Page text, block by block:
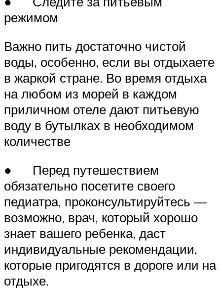
режимом
Важно пить достаточно чистой
воды, особенно, если вы отдыхаете
в жаркой стране. Во время отдыха
на любом из морей в каждом
приличном отеле дают питьевую
воду в бутылках в необходимом
количестве
● Перед путешествием
обязательно посетите своего
педиатра, проконсультируйтесь —
возможно, врач, который хорошо
знает вашего ребенка, даст
индивидуальные рекомендации,
которые пригодятся в дороге или на
отдыхе.